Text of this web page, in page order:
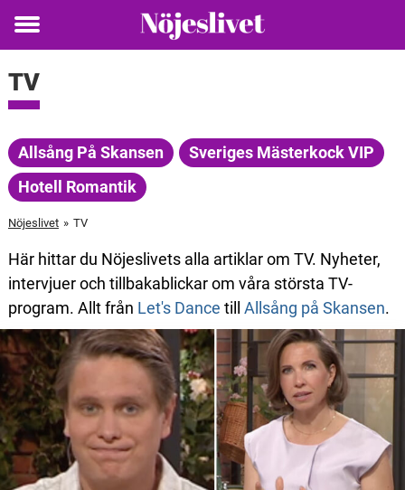
Toggle
TV
Allsång På Skansen
Sveriges Mästerkock VIP
Hotell Romantik
Nöjeslivet » TV
Här hittar du Nöjeslivets alla artiklar om TV. Nyheter,
intervjuer och tillbakablickar om våra största TV-
program. Allt från Let's Dance till Allsång på Skansen.